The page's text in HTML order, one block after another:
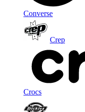
Converse
Crep
Crocs